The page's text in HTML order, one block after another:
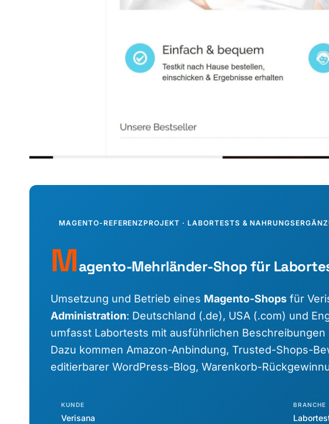
MAGENTO-REFERENZPROJEKT · LABORTESTS &
Magento-Mehrländer-Shop für
Umsetzung und Betrieb eines Magento-Shops für
Administration: Deutschland (.de), USA (.com) und
umfasst Labortests mit ausführlichen
Dazu kommen Amazon-Anbindung, Trusted-Shops-
editierbarer WordPress-Blog, Warenkorb-
KUNDE
Verisana
BRANCHE